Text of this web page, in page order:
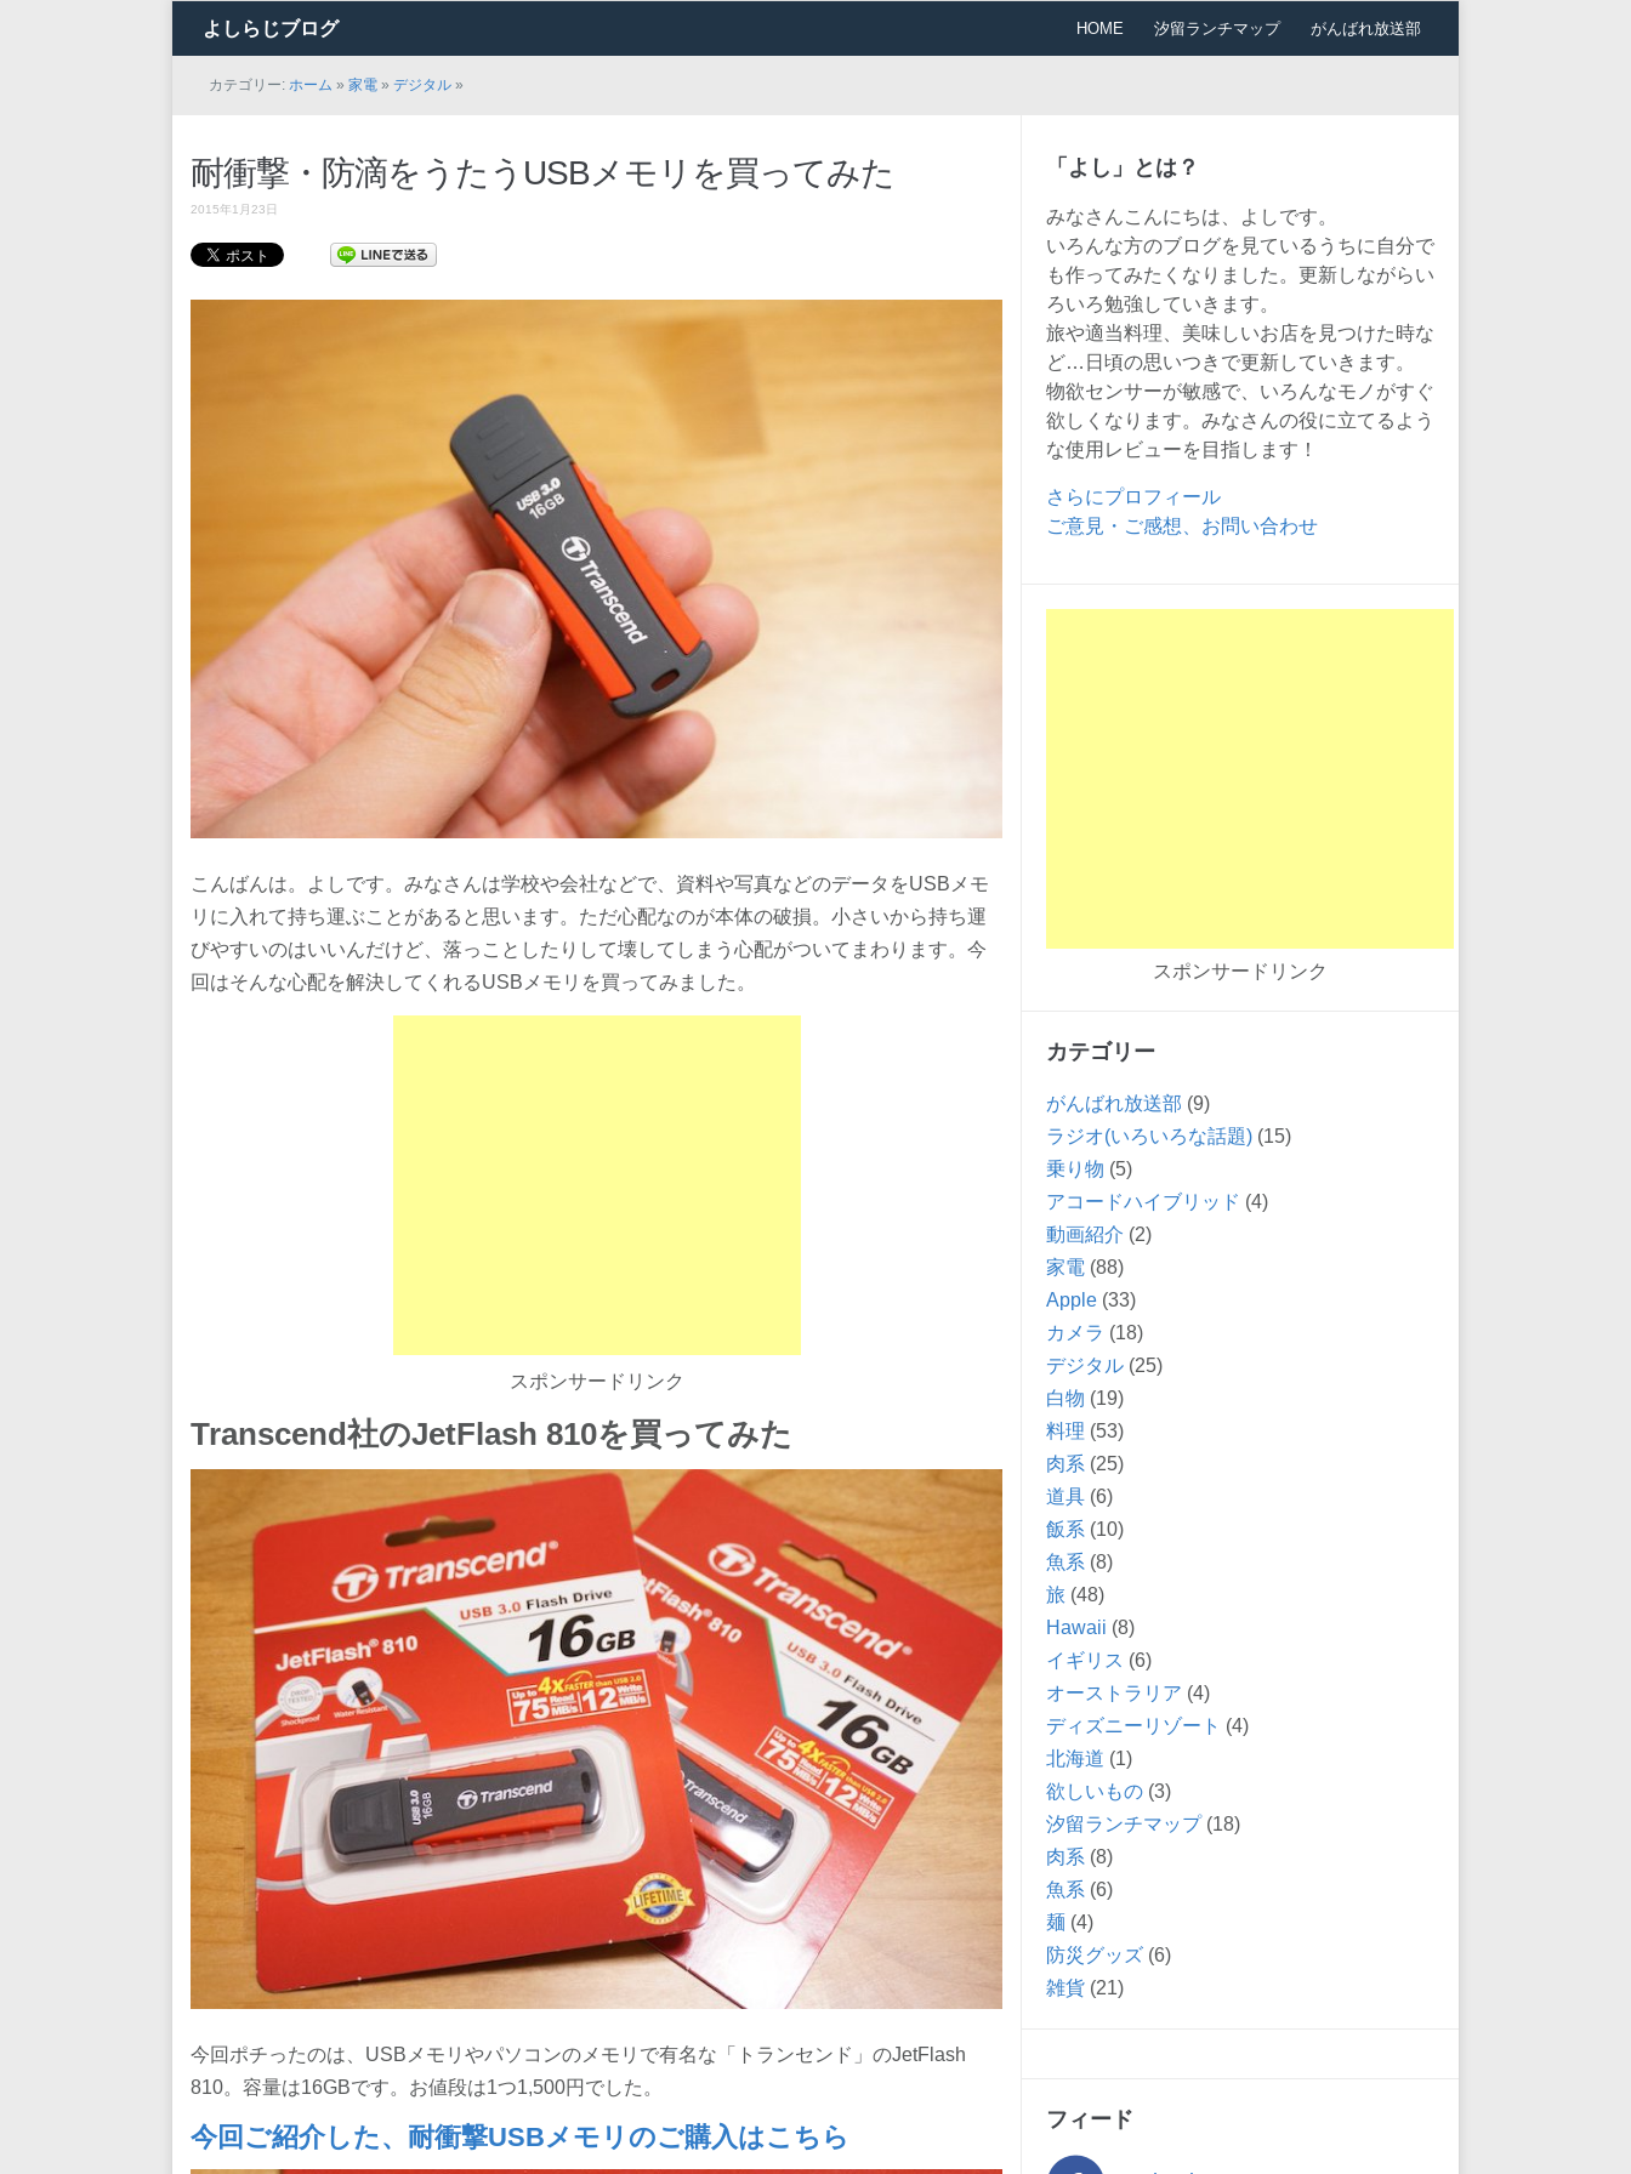
よしらじブログ HOME 汐留ランチマップ がんばれ放送部
カテゴリー: ホーム » 家電 » デジタル »
耐衝撃・防滴をうたうUSBメモリを買ってみた
2015年1月23日
こんばんは。よしです。みなさんは学校や会社などで、資料や写真などのデータをUSBメモ
リに入れて持ち運ぶことがあると思います。ただ心配なのが本体の破損。小さいから持ち運
びやすいのはいいんだけど、落っことしたりして壊してしまう心配がついてまわります。今
回はそんな心配を解決してくれるUSBメモリを買ってみました。
スポンサードリンク
Transcend社のJetFlash 810を買ってみた
今回ポチったのは、USBメモリやパソコンのメモリで有名な「トランセンド」のJetFlash
810。容量は16GBです。お値段は1つ1,500円でした。
今回ご紹介した、耐衝撃USBメモリのご購入はこちら
「よし」とは？
みなさんこんにちは、よしです。
いろんな方のブログを見ているうちに自分で
も作ってみたくなりました。更新しながらい
ろいろ勉強していきます。
旅や適当料理、美味しいお店を見つけた時な
ど…日頃の思いつきで更新していきます。
物欲センサーが敏感で、いろんなモノがすぐ
欲しくなります。みなさんの役に立てるよう
な使用レビューを目指します！
さらにプロフィール
ご意見・ご感想、お問い合わせ
スポンサードリンク
カテゴリー
がんばれ放送部 (9)
ラジオ(いろいろな話題) (15)
乗り物 (5)
アコードハイブリッド (4)
動画紹介 (2)
家電 (88)
Apple (33)
カメラ (18)
デジタル (25)
白物 (19)
料理 (53)
肉系 (25)
道具 (6)
飯系 (10)
魚系 (8)
旅 (48)
Hawaii (8)
イギリス (6)
オーストラリア (4)
ディズニーリゾート (4)
北海道 (1)
欲しいもの (3)
汐留ランチマップ(18)
肉系 (8)
魚系 (6)
麺 (4)
防災グッズ (6)
雑貨 (21)
フィード